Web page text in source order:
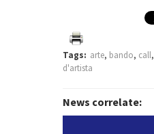
Tags: arte, bando, call,
d'artista
News correlate: